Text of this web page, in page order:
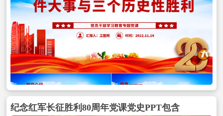
纪念红军长征胜利80周年党课党史PPT包含